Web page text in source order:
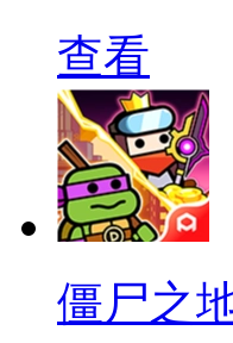
查看
僵尸之